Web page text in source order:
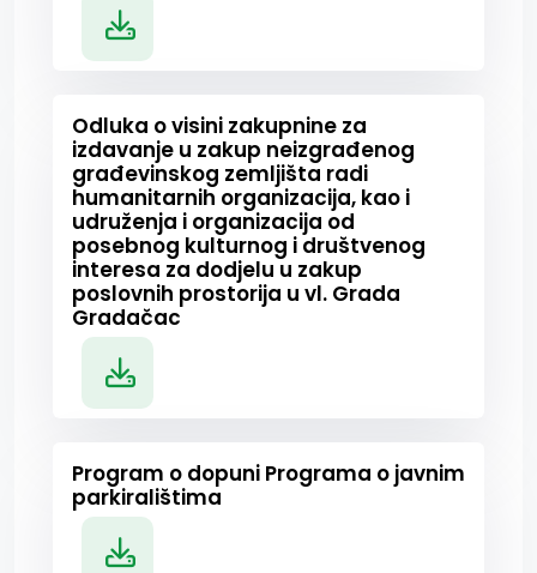
Odluka o visini zakupnine za
izdavanje u zakup neizgrađenog
građevinskog zemljišta radi
humanitarnih organizacija, kao i
udruženja i organizacija od
posebnog kulturnog i društvenog
interesa za dodjelu u zakup
poslovnih prostorija u vl. Grada
Gradačac
Program o dopuni Programa o javnim
parkiralištima